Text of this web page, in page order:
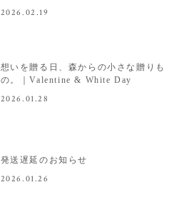
2026.02.19
想いを贈る日、森からの小さな贈りも
の。｜Valentine & White Day
2026.01.28
発送遅延のお知らせ
2026.01.26